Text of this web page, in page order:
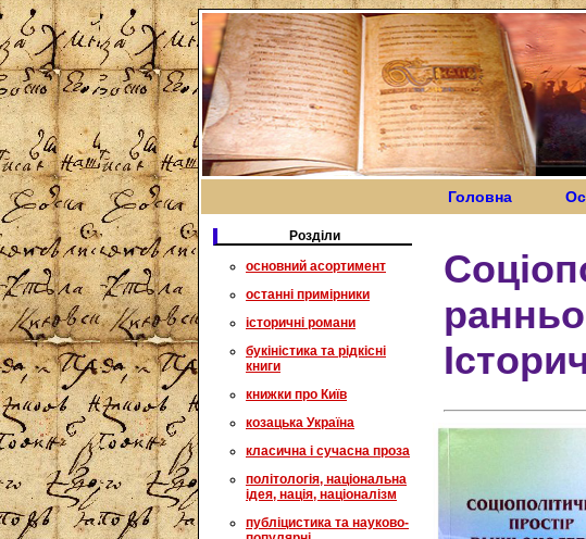
Головна
Розділи
основний асортимент
останні примірники
історичні романи
букіністика та рідкісні
книги
книжки про Київ
козацька Україна
класична і сучасна проза
політологія, національна
ідея, нація, націоналізм
публіцистика та науково-